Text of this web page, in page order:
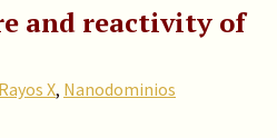
and reactivity of
X, Nanodominios